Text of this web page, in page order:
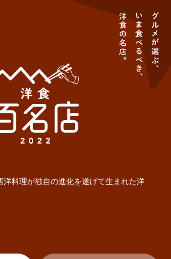
洋料理が独自の進化を遂げて生まれた洋